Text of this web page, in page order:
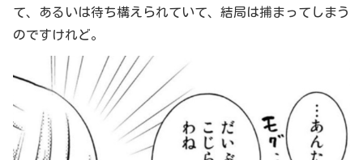
て、あるいは待ち構えられていて、結局は捕まってしまう
のですけれど。